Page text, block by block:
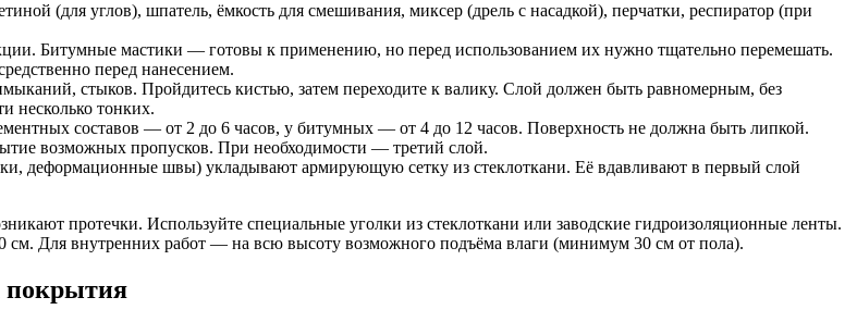
(для углов), шпатель, ёмкость для смешивания, миксер (дрель с насадкой), перчатки, респиратор (при
Битумные мастики — готовы к применению, но перед использованием их нужно тщательно перемешать.
перед нанесением.
стыков. Пройдитесь кистью, затем переходите к валику. Слой должен быть равномерным, без
несколько тонких.
составов — от 2 до 6 часов, у битумных — от 4 до 12 часов. Поверхность не должна быть липкой.
возможных пропусков. При необходимости — третий слой.
деформационные швы) укладывают армирующую сетку из стеклоткани. Её вдавливают в первый слой
протечки. Используйте специальные уголки из стеклоткани или заводские гидроизоляционные ленты.
см. Для внутренних работ — на всю высоту возможного подъёма влаги (минимум 30 см от пола).
покрытия